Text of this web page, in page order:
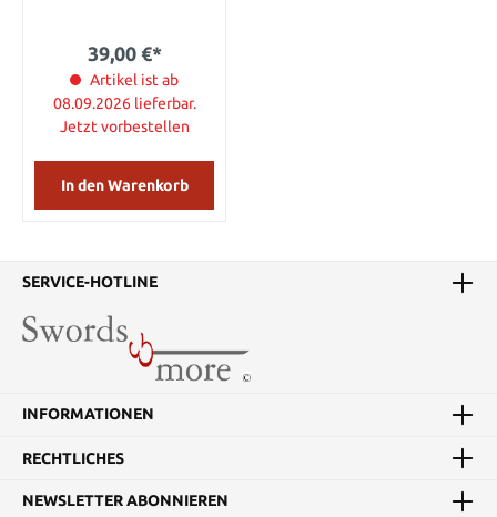
Harry Potter und der
Stein der Weisen zu
sehen war. Gesamtlänge
38,1 cm
39,00 €*
Artikel ist ab
08.09.2026 lieferbar.
Jetzt vorbestellen
In den Warenkorb
SERVICE-HOTLINE
INFORMATIONEN
RECHTLICHES
NEWSLETTER ABONNIEREN